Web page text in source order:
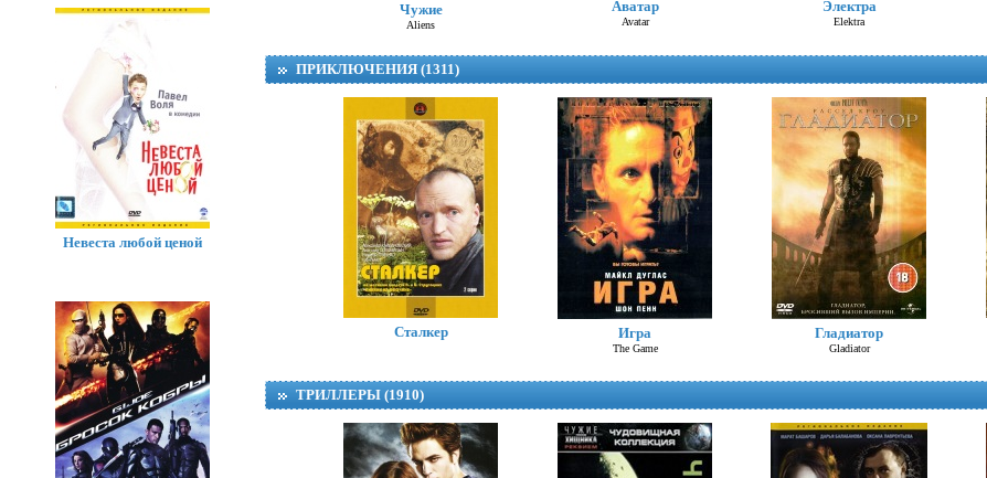
Чужие
Aliens
Аватар
Avatar
Электра
Elektra
ПРИКЛЮЧЕНИЯ (1311)
Сталкер Игра
The Game
Гладиатор
Gladiator
ТРИЛЛЕРЫ (1910)
Невеста любой ценой